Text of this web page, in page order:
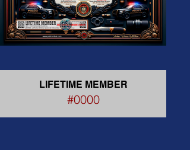
LIFETIME MEMBER
#0000